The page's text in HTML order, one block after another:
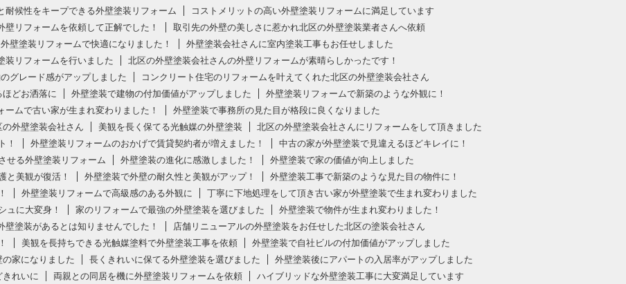
耐候性をキープできる外壁塗装リフォーム
コストメリットの高い外壁塗装リフォームに満足しています
壁リフォームを依頼して正解でした！
取引先の外壁の美しさに惹かれ北区の外壁塗装業者さんへ依頼
壁塗装リフォームで快適になりました！
外壁塗装会社さんに室内塗装工事もお任せしました
装リフォームを行いました
北区の外壁塗装会社さんの外壁リフォームが素晴らしかったです！
グレード感がアップしました
コンクリート住宅のリフォームを叶えてくれた北区の外壁塗装会社さん
どお洒落に
外壁塗装で建物の付加価値がアップしました
外壁塗装リフォームで新築のような外観に！
ームで古い家が生まれ変わりました！
外壁塗装で事務所の見た目が格段に良くなりました
外壁塗装会社さん
美観を長く保てる光触媒の外壁塗装
北区の外壁塗装会社さんにリフォームをして頂きました
！
外壁塗装リフォームのおかげで賃貸契約者が増えました！
中古の家が外壁塗装で見違えるほどキレイに！
せる外壁塗装リフォーム
外壁塗装の進化に感激しました！
外壁塗装で家の価値が向上しました
と美観が復活！
外壁塗装で外壁の耐久性と美観がアップ！
外壁塗装工事で新築のような見た目の物件に！
外壁塗装リフォームで高級感のある外観に
丁寧に下地処理をして頂き古い家が外壁塗装で生まれ変わりました
ュに大変身！
家のリフォームで最強の外壁塗装を選びました
外壁塗装で物件が生まれ変わりました！
壁塗装があるとは知りませんでした！
店舗リニューアルの外壁塗装をお任せした北区の塗装会社さん
美観を長持ちできる光触媒塗料で外壁塗装工事を依頼
外壁塗装で自社ビルの付加価値がアップしました
家になりました
長くきれいに保てる外壁塗装を選びました
外壁塗装後にアパートの入居率がアップしました
きれいに
両親との同居を機に外壁塗装リフォームを依頼 ハイブリッドな外壁塗装工事に大変満足しています